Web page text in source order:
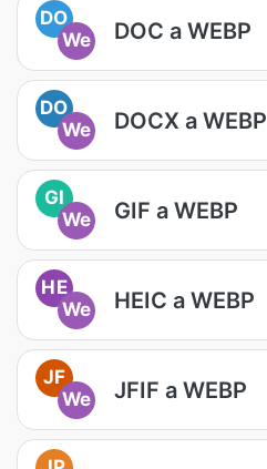
DO
We
DOC a WEBP
DO
We
DOCX a WEBP
GI
We
GIF a WEBP
HE
We
HEIC a WEBP
JF
We
JFIF a WEBP